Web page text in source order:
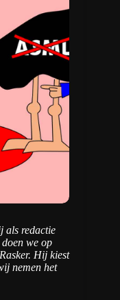
als redactie
we op
. Hij kiest
nemen het